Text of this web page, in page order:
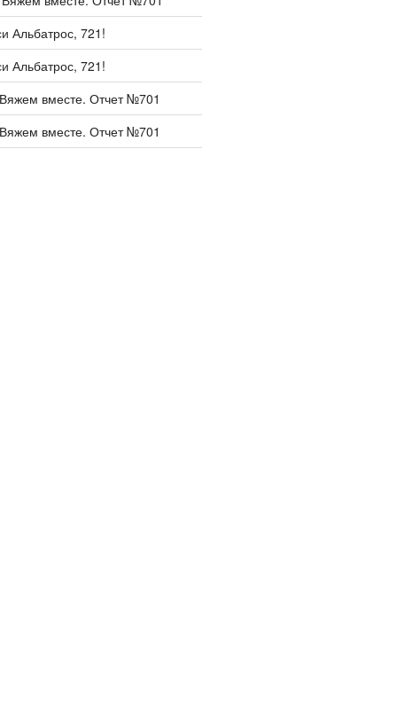
Альбатрос, 721!
Альбатрос, 721!
вместе. Отчет №701
вместе. Отчет №701